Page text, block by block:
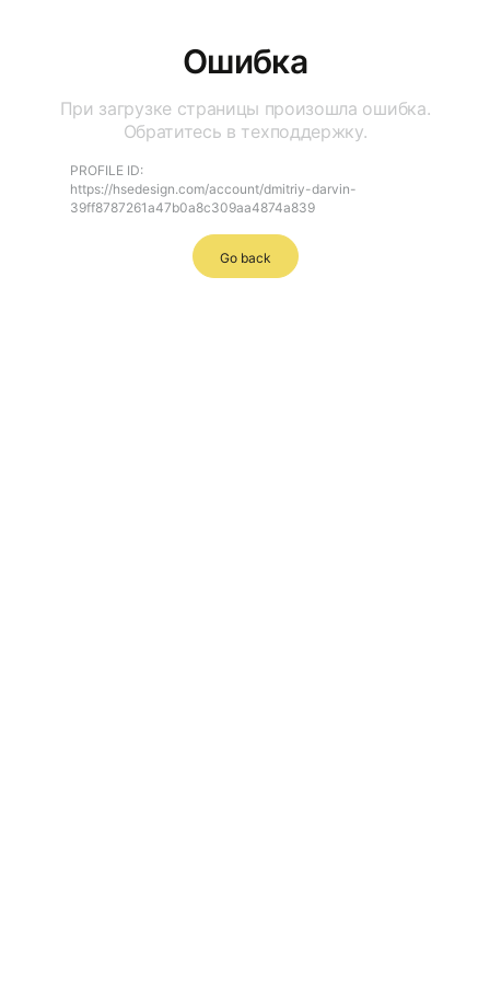
Ошибка
При загрузке страницы произошла ошибка.
Обратитесь в техподдержку.
PROFILE ID:
https://hsedesign.com/account/dmitriy-darvin-
39ff8787261a47b0a8c309aa4874a839
Go back